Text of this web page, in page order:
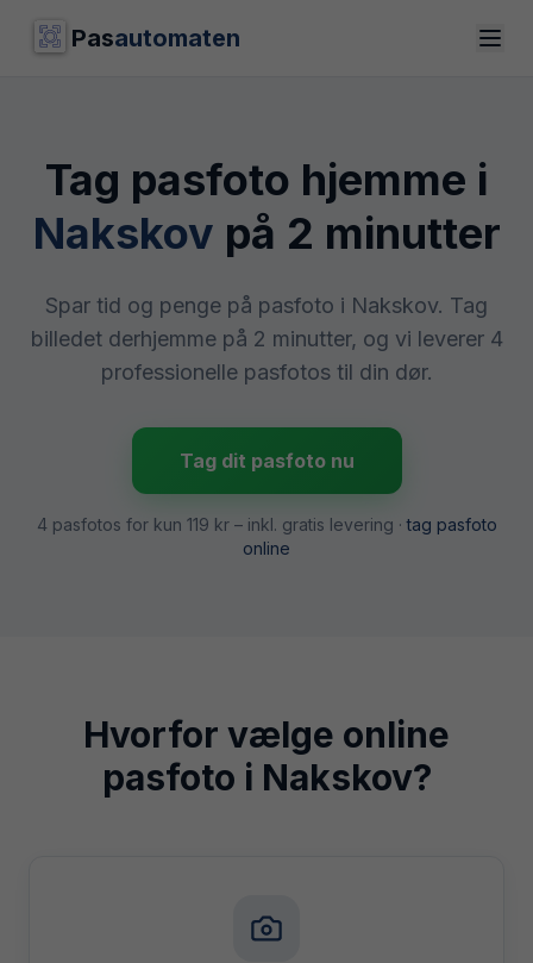
Pasautomaten
Tag pasfoto hjemme i
Nakskov på 2 minutter
Spar tid og penge på pasfoto i Nakskov. Tag
billedet derhjemme på 2 minutter, og vi leverer 4
professionelle pasfotos til din dør.
Tag dit pasfoto nu
4 pasfotos for kun 119 kr– inkl. gratis levering · tag pasfoto
online
Hvorfor vælge online
pasfoto i Nakskov?